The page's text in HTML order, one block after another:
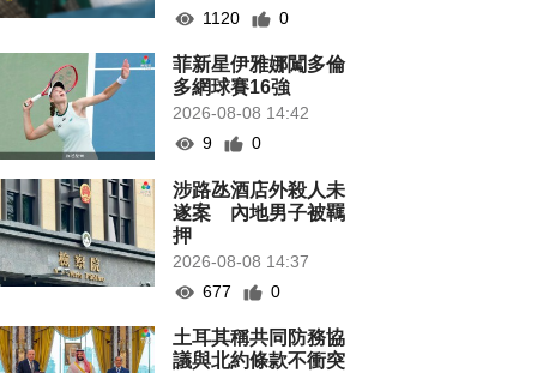
1120
0
菲新星伊雅娜闖多倫
多網球賽16強
2026-08-08 14:42
9
0
涉路氹酒店外殺人未
遂案 內地男子被羈
押
2026-08-08 14:37
677
0
土耳其稱共同防務協
議與北約條款不衝突